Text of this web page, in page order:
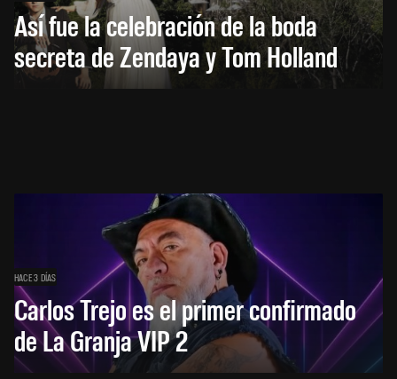
Así fue la celebración de la boda
secreta de Zendaya y Tom Holland
HACE 3 DÍAS
Carlos Trejo es el primer confirmado
de La Granja VIP 2